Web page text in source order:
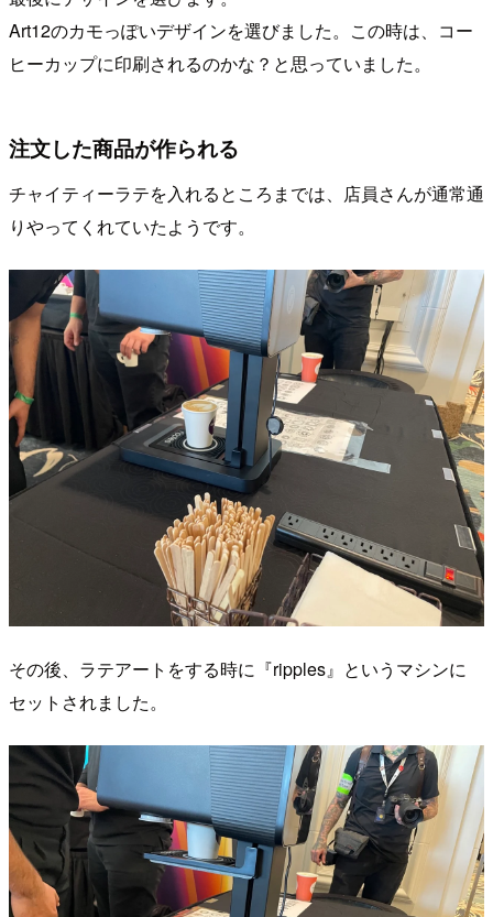
Art12のカモっぽいデザインを選びました。この時は、コー
ヒーカップに印刷されるのかな？と思っていました。
注文した商品が作られる
チャイティーラテを入れるところまでは、店員さんが通常通
りやってくれていたようです。
その後、ラテアートをする時に『ripples』というマシンに
セットされました。